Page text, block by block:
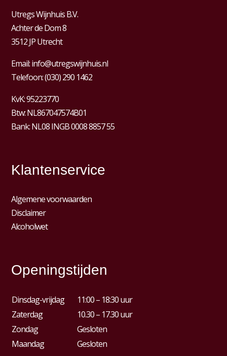
Utregs Wijnhuis B.V.
Achter de Dom 8
3512 JP Utrecht
Email:info@utregswijnhuis.nl
Telefoon:(030) 290 1462
KvK:95223770
Btw:NL867047574B01
Bank: NL08 INGB 0008 8857 55
Klantenservice
Algemene voorwaarden
Disclaimer
Alcoholwet
Openingstijden
Dinsdag-vrijdag
11:00 – 18:30 uur
Zaterdag
10.30 – 17.30 uur
Zondag
Gesloten
Maandag
Gesloten